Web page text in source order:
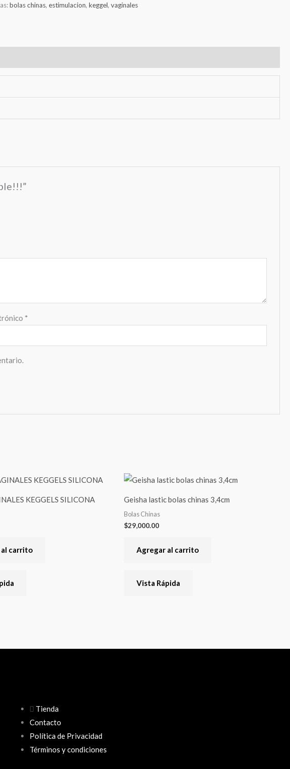
bolas chinas,estimulacion,keggel,vaginales
*
KEGGELS SILICONA
carrito
Geisha lastic bolas chinas 3,4cm
Bolas Chinas
$29,000.00
Agregar al carrito
Vista Rápida
Tienda
Contacto
Política de Privacidad
Términos y condiciones